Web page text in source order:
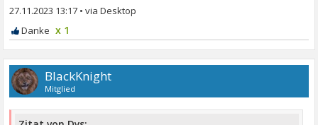
27.11.2023 13:17 •
x 1
BlackKnight
Mitglied